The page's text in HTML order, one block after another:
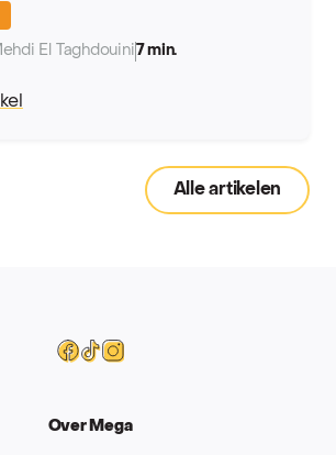
El Taghdouini 7 min.
Alle artikelen
Facebook
Tiktok
Instagram
Over Mega